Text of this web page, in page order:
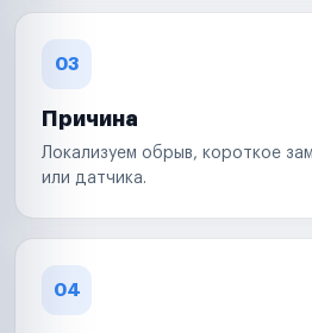
03
Причина
Локализуем обрыв, короткое
или датчика.
04